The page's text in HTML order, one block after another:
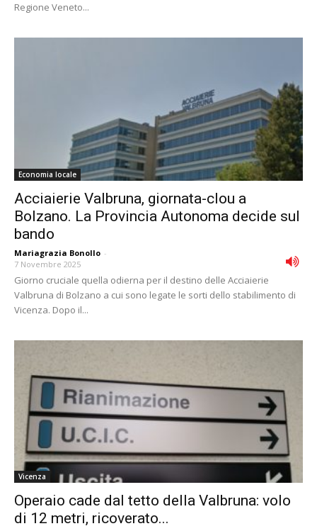
Regione Veneto...
Economia locale
Acciaierie Valbruna, giornata-clou a
Bolzano. La Provincia Autonoma decide sul
bando
Mariagrazia Bonollo -
7 Novembre 2025
Giorno cruciale quella odierna per il destino delle Acciaierie
Valbruna di Bolzano a cui sono legate le sorti dello stabilimento di
Vicenza. Dopo il...
Vicenza
Operaio cade dal tetto della Valbruna: volo
di 12 metri, ricoverato...